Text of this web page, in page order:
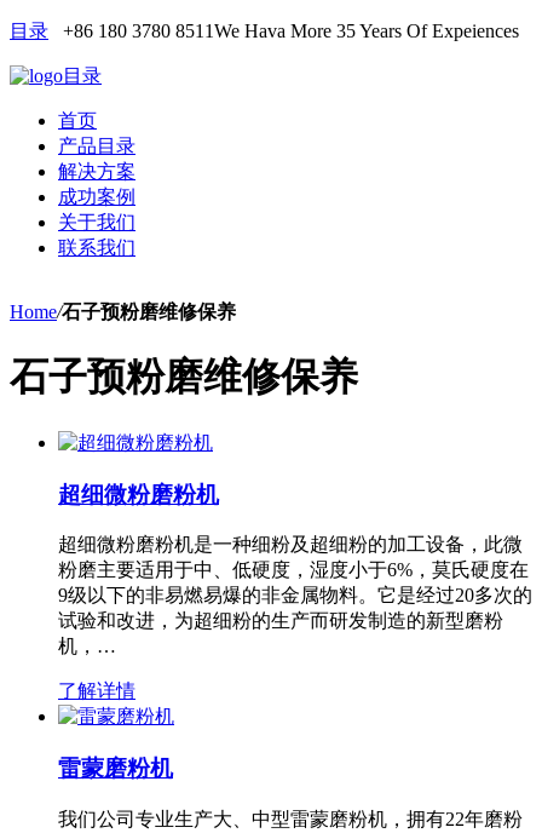
目录 +86 180 3780 8511We Hava More 35 Years Of Expeiences
目录
首页
产品目录
解决方案
成功案例
关于我们
联系我们
Home/石子预粉磨维修保养
石子预粉磨维修保养
超细微粉磨粉机
超细微粉磨粉机是一种细粉及超细粉的加工设备，此微
粉磨主要适用于中、低硬度，湿度小于6%，莫氏硬度在
9级以下的非易燃易爆的非金属物料。它是经过20多次的
试验和改进，为超细粉的生产而研发制造的新型磨粉
机，…
了解详情
雷蒙磨粉机
我们公司专业生产大、中型雷蒙磨粉机，拥有22年磨粉